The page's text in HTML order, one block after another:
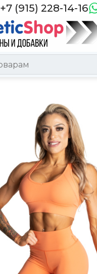
+7 (915) 228-14-16